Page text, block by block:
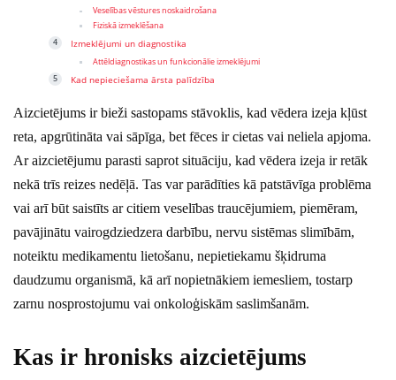
Veselības vēstures noskaidrošana
Fiziskā izmeklēšana
Izmeklējumi un diagnostika
Attēldiagnostikas un funkcionālie izmeklējumi
Kad nepieciešama ārsta palīdzība
Aizcietējums ir bieži sastopams stāvoklis, kad vēdera izeja kļūst
reta, apgrūtināta vai sāpīga, bet fēces ir cietas vai neliela apjoma.
Ar aizcietējumu parasti saprot situāciju, kad vēdera izeja ir retāk
nekā trīs reizes nedēļā. Tas var parādīties kā patstāvīga problēma
vai arī būt saistīts ar citiem veselības traucējumiem, piemēram,
pavājinātu vairogdziedzera darbību, nervu sistēmas slimībām,
noteiktu medikamentu lietošanu, nepietiekamu šķidruma
daudzumu organismā, kā arī nopietnākiem iemesliem, tostarp
zarnu nosprostojumu vai onkoloģiskām saslimšanām.
Kas ir hronisks aizcietējums